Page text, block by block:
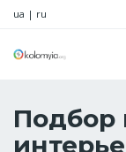
ua | ru
Подбор